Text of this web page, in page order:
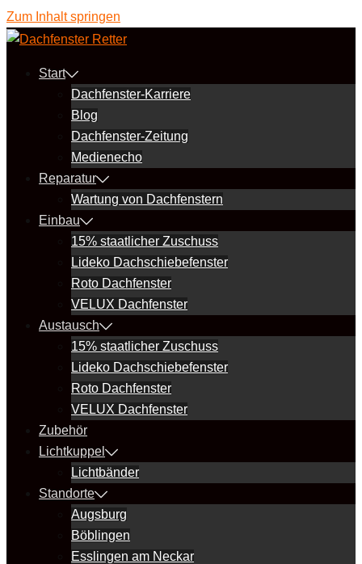
Zum Inhalt springen
Start
Dachfenster-Karriere
Blog
Dachfenster-Zeitung
Medienecho
Reparatur
Wartung von Dachfenstern
Einbau
15% staatlicher Zuschuss
Lideko Dachschiebefenster
Roto Dachfenster
VELUX Dachfenster
Austausch
15% staatlicher Zuschuss
Lideko Dachschiebefenster
Roto Dachfenster
VELUX Dachfenster
Zubehör
Lichtkuppel
Lichtbänder
Standorte
Augsburg
Böblingen
Esslingen am Neckar